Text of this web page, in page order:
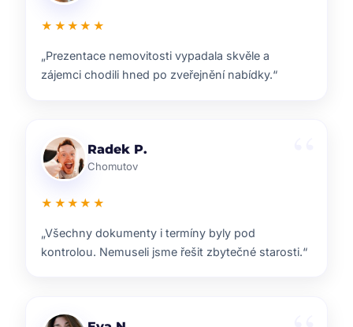
★★★★★
„Rychlá reakce, dobrý marketing a férové jednání.
Přesně takhle si představuji realitní služby.“
Pavel B.
Brno
★★★★★
„Od prvního setkání bylo jasné, že ví, co dělají.
Prodej proběhl hladce a za dobrou cenu.“